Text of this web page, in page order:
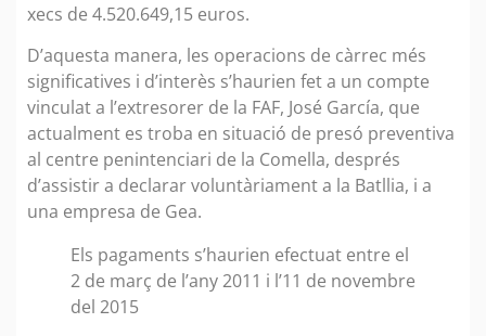
xecs de 4.520.649,15 euros.
D’aquesta manera, les operacions de càrrec més
significatives i d’interès s’haurien fet a un compte
vinculat a l’extresorer de la FAF, José García, que
actualment es troba en situació de presó preventiva
al centre penintenciari de la Comella, després
d’assistir a declarar voluntàriament a la Batllia, i a
una empresa de Gea.
Els pagaments s’haurien efectuat entre el
2 de març de l’any 2011 i l’11 de novembre
del 2015